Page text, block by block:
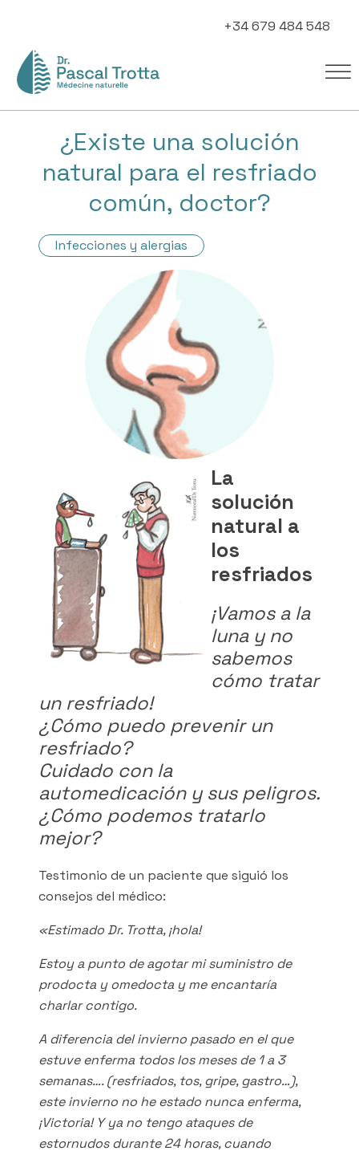
+34 679 484 548
¿Existe una solución
natural para el resfriado
común, doctor?
Infecciones y alergias
La
solución
natural a
los
resfriados
¡Vamos a la
luna y no
sabemos
cómo tratar
un resfriado!
¿Cómo puedo prevenir un
resfriado?
Cuidado con la
automedicación y sus peligros.
¿Cómo podemos tratarlo
mejor?
Testimonio de un paciente que siguió los
consejos del médico:
«Estimado Dr. Trotta, ¡hola!
Estoy a punto de agotar mi suministro de
prodocta y omedocta y me encantaría
charlar contigo.
A diferencia del invierno pasado en el que
estuve enferma todos los meses de 1 a 3
semanas…. (resfriados, tos, gripe, gastro…),
este invierno no he estado nunca enferma,
¡Victoria! Y ya no tengo ataques de
estornudos durante 24 horas, cuando